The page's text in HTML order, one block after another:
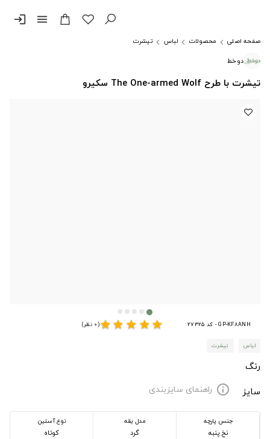
menu
login
صفحه اصلی محصولات لباس
تیشرت
دوخط
تیشرت با طرح The One-armed Wolf سکیرو
GP-KF8ANH - کد 27325 star
star
star
star
star(0 نظر)
لباس تیشرت
رنگ
سایز
info راهنمای سایزبندی
جنس پارچه
نخ پنبه
مدل یقه
گرد
نوع آستین
کوتاه